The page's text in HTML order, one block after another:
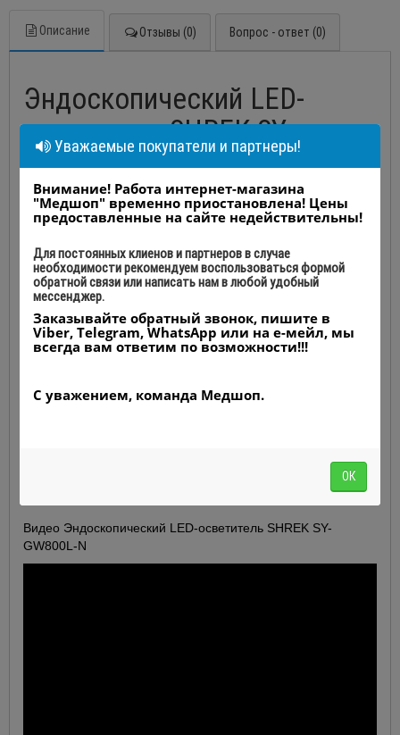
Описание Отзывы (0) Вопрос - ответ (0)
Эндоскопический LED-
осветитель SHREK SY-
GW800L-N
Производство: Shanghai Shiyin Photoelectric Instrument Co.,
Ltd., Китай
Эндоскопический LED-осветитель SHREK SY-GW800L-N
использует светоизлучающую диодную LED технологию для
создания яркого, четкого излучения без теней. Аппарат
транспортирует лучевой поток на хирургический участок через
такие источники света являются необслуживаемыми, так как не
Видео Эндоскопический LED-осветитель SHREK SY-
GW800L-N
Уважаемые покупатели и партнеры!
Внимание! Работа интернет-магазина
"Медшоп" временно приостановлена! Цены
предоставленные на сайте недействительны!
Для постоянных клиенов и партнеров в случае
необходимости рекомендуем воспользоваться формой
обратной связи или написать нам в любой удобный
мессенджер.
Заказывайте обратный звонок, пишите в
Viber, Telegram, WhatsApp или на е-мейл, мы
всегда вам ответим по возможности!!!
С уважением, команда Медшоп.
ОК